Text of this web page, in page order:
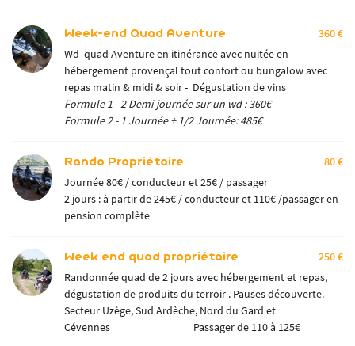
Week-end Quad Aventure
360 €
Wd quad Aventure en itinérance avec nuitée en
hébergement provençal tout confort ou bungalow avec
repas matin & midi & soir - Dégustation de vins
Formule 1 - 2 Demi-journée sur un wd : 360€
Formule 2 - 1 Journée + 1/2 Journée: 485€
Rando Propriétaire
80 €
Journée 80€ / conducteur et 25€ / passager
2 jours : à partir de 245€ / conducteur et 110€ /passager en
pension complète
Week end quad propriétaire
250 €
Randonnée quad de 2 jours avec hébergement et repas,
dégustation de produits du terroir . Pauses découverte.
Secteur Uzège, Sud Ardèche, Nord du Gard et
Cévennes Passager de 110 à 125€